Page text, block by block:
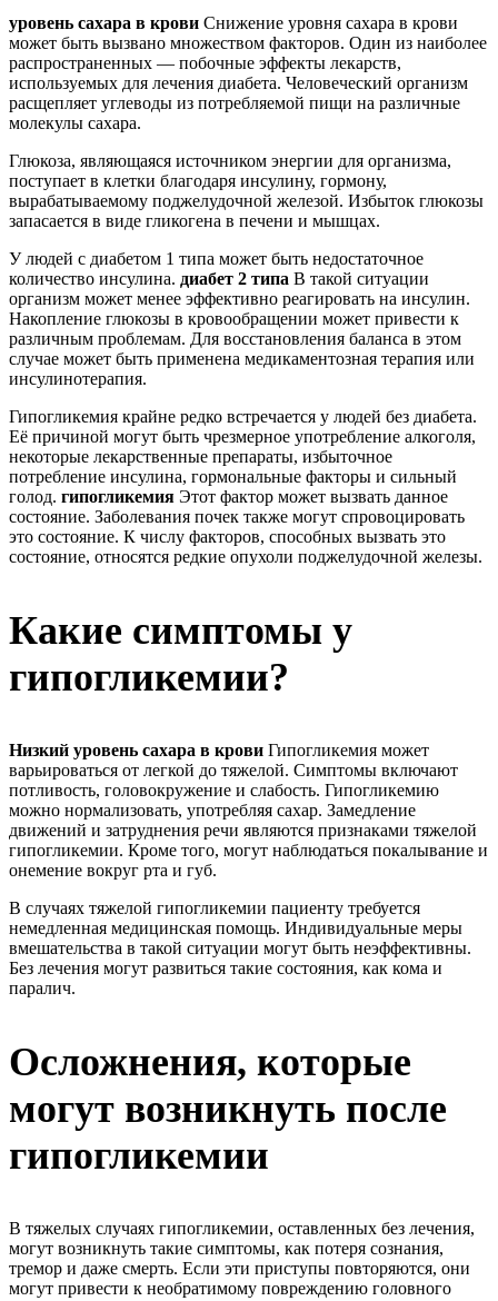
уровень сахара в крови Снижение уровня сахара в крови
может быть вызвано множеством факторов. Один из наиболее
распространенных — побочные эффекты лекарств,
используемых для лечения диабета. Человеческий организм
расщепляет углеводы из потребляемой пищи на различные
молекулы сахара.
Глюкоза, являющаяся источником энергии для организма,
поступает в клетки благодаря инсулину, гормону,
вырабатываемому поджелудочной железой. Избыток глюкозы
запасается в виде гликогена в печени и мышцах.
У людей с диабетом 1 типа может быть недостаточное
количество инсулина. диабет 2 типа В такой ситуации
организм может менее эффективно реагировать на инсулин.
Накопление глюкозы в кровообращении может привести к
различным проблемам. Для восстановления баланса в этом
случае может быть применена медикаментозная терапия или
инсулинотерапия.
Гипогликемия крайне редко встречается у людей без диабета.
Её причиной могут быть чрезмерное употребление алкоголя,
некоторые лекарственные препараты, избыточное
потребление инсулина, гормональные факторы и сильный
голод. гипогликемия Этот фактор может вызвать данное
состояние. Заболевания почек также могут спровоцировать
это состояние. К числу факторов, способных вызвать это
состояние, относятся редкие опухоли поджелудочной железы.
Какие симптомы у
гипогликемии?
Низкий уровень сахара в крови Гипогликемия может
варьироваться от легкой до тяжелой. Симптомы включают
потливость, головокружение и слабость. Гипогликемию
можно нормализовать, употребляя сахар. Замедление
движений и затруднения речи являются признаками тяжелой
гипогликемии. Кроме того, могут наблюдаться покалывание и
онемение вокруг рта и губ.
В случаях тяжелой гипогликемии пациенту требуется
немедленная медицинская помощь. Индивидуальные меры
вмешательства в такой ситуации могут быть неэффективны.
Без лечения могут развиться такие состояния, как кома и
паралич.
Осложнения, которые
могут возникнуть после
гипогликемии
В тяжелых случаях гипогликемии, оставленных без лечения,
могут возникнуть такие симптомы, как потеря сознания,
тремор и даже смерть. Если эти приступы повторяются, они
могут привести к необратимому повреждению головного